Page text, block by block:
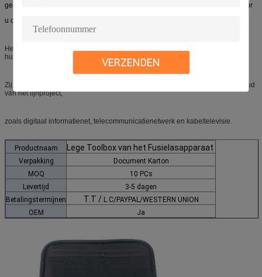
VERZENDEN
gelieve te komen aan ons en wij kunnen de meest professionele plannen voor
u ontwerpen.
Het Hulpmiddeluitrustingen van de vezel doen de Optische Bouw, niet
hulpmiddelen in zakken.
Zij worden wijd gebruikt in de het vezeloptische bouw, testen en het onderhoud
van het lijnproject,
zoals digitaal informatienet, telecommunicatienetwerk en kabeltelevisie.
Productnaam Lege Toolbox van het Fusielasapparaat
Verpakking
Document Karton
MOQ
10 PCs
Levertijd
3-5 dagen
Betalingstermijnen
T.T / L.C/PAYPAL/WESTERN UNION
OEM
Ja